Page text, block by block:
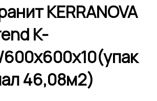
KERRANOVA
K-
46,08м2)